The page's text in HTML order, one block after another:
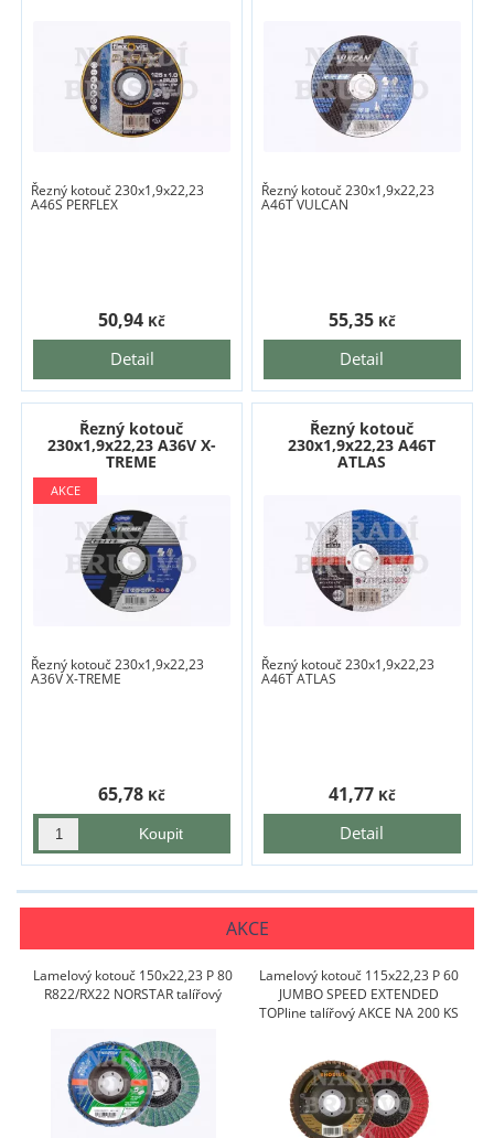
Řezný kotouč 230x1,9x22,23
A46S PERFLEX
Detail
50,94 Kč
Řezný kotouč 230x1,9x22,23
A46T VULCAN
Detail
55,35 Kč
Řezný kotouč
230x1,9x22,23 A36V X-
TREME
Řezný kotouč 230x1,9x22,23
A36V X-TREME
65,78 Kč
Řezný kotouč
230x1,9x22,23 A46T
ATLAS
Řezný kotouč 230x1,9x22,23
A46T ATLAS
Detail
41,77 Kč
AKCE
Lamelový kotouč 150x22,23 P 80
R822/RX22 NORSTAR talířový
Lamelový kotouč 115x22,23 P 60
JUMBO SPEED EXTENDED
TOPline talířový AKCE NA 200 KS